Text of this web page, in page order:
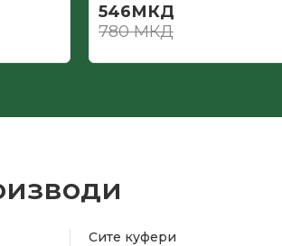
546МКД
780МКД
Сите куфери